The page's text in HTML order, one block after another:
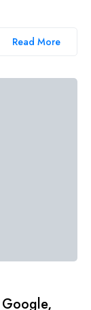
Read More